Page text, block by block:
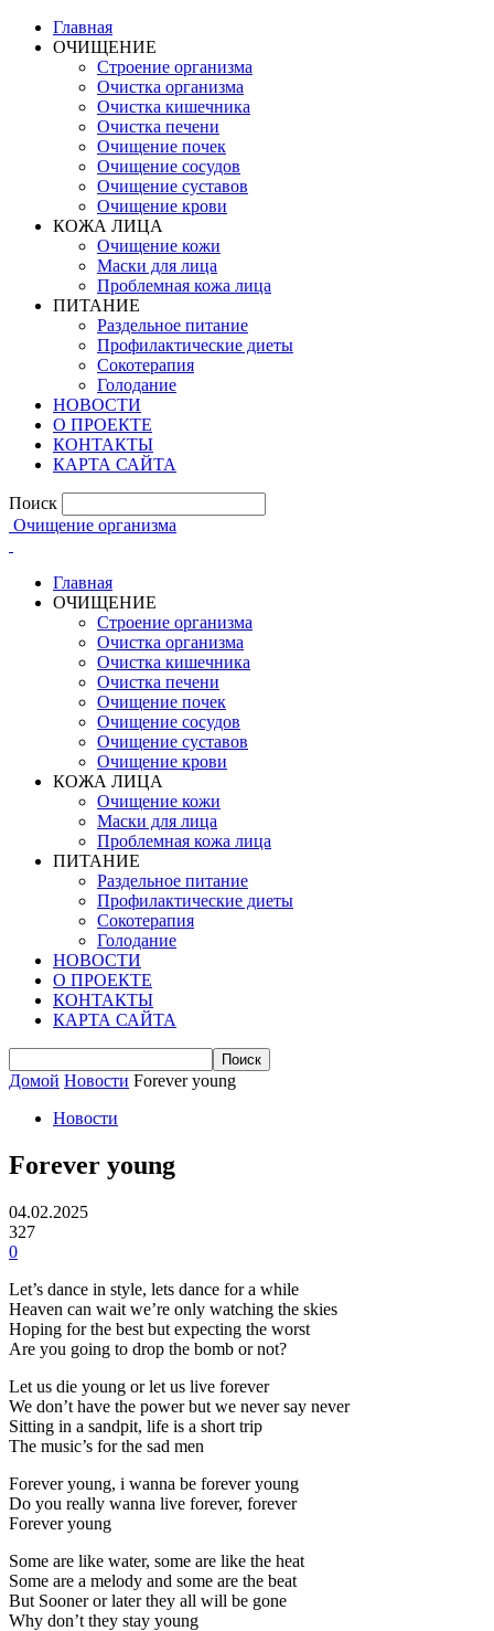
Главная
ОЧИЩЕНИЕ
Строение организма
Очистка организма
Очистка кишечника
Очистка печени
Очищение почек
Очищение сосудов
Очищение суставов
Очищение крови
КОЖА ЛИЦА
Очищение кожи
Маски для лица
Проблемная кожа лица
ПИТАНИЕ
Раздельное питание
Профилактические диеты
Сокотерапия
Голодание
НОВОСТИ
О ПРОЕКТЕ
КОНТАКТЫ
КАРТА САЙТА
Поиск
Очищение организма
Главная
ОЧИЩЕНИЕ
Строение организма
Очистка организма
Очистка кишечника
Очистка печени
Очищение почек
Очищение сосудов
Очищение суставов
Очищение крови
КОЖА ЛИЦА
Очищение кожи
Маски для лица
Проблемная кожа лица
ПИТАНИЕ
Раздельное питание
Профилактические диеты
Сокотерапия
Голодание
НОВОСТИ
О ПРОЕКТЕ
КОНТАКТЫ
КАРТА САЙТА
Домой Новости Forever young
Новости
Forever young
04.02.2025
327
0
Let’s dance in style, lets dance for a while
Heaven can wait we’re only watching the skies
Hoping for the best but expecting the worst
Are you going to drop the bomb or not?
Let us die young or let us live forever
We don’t have the power but we never say never
Sitting in a sandpit, life is a short trip
The music’s for the sad men
Forever young, i wanna be forever young
Do you really wanna live forever, forever
Forever young
Some are like water, some are like the heat
Some are a melody and some are the beat
But Sooner or later they all will be gone
Why don’t they stay young